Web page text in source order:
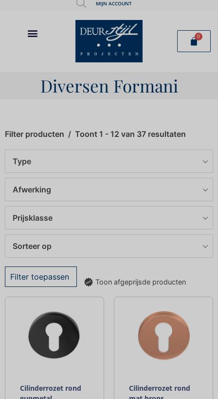
MIJN ACCOUNT
0
Diversen Formani
Filter producten Toont 1 - 12 van 37 resultaten
Type
Afwerking
Prijsklasse
Sorteer op
Filter toepassen
Toon afgeprijsde producten
Cilinderrozet rond
Cilinderrozet rond